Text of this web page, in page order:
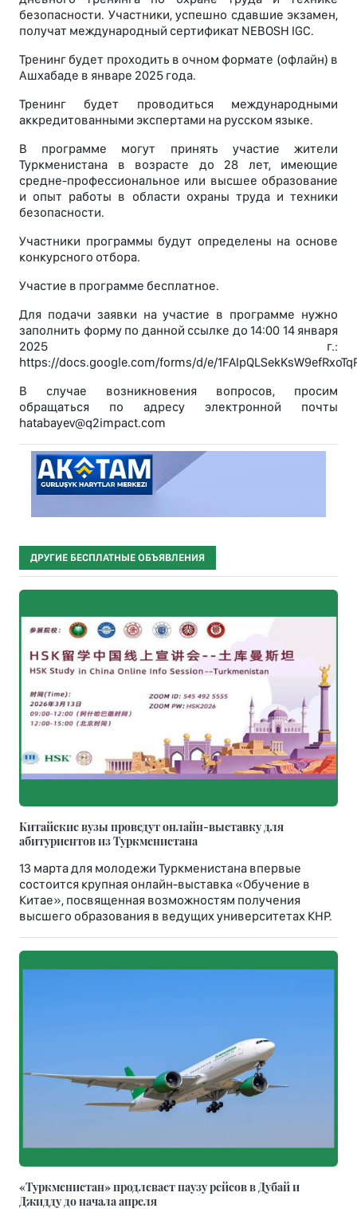
безопасности. Участники, успешно сдавшие экзамен,
получат международный сертификат NEBOSH IGC.
Тренинг будет проходить в очном формате (офлайн) в
Ашхабаде в январе 2025 года.
Тренинг будет проводиться международными
аккредитованными экспертами на русском языке.
В программе могут принять участие жители
Туркменистана в возрасте до 28 лет, имеющие
средне-профессиональное или высшее образование
и опыт работы в области охраны труда и техники
безопасности.
Участники программы будут определены на основе
конкурсного отбора.
Участие в программе бесплатное.
Для подачи заявки на участие в программе нужно
заполнить форму по данной ссылке до 14:00 14 января
2025 г.:
https://docs.google.com/forms/d/e/
В случае возникновения вопросов, просим
обращаться по адресу электронной почты
hatabayev@q2impact.com
ДРУГИЕ БЕСПЛАТНЫЕ ОБЪЯВЛЕНИЯ
Китайские вузы проведут онлайн-выставку для
абитуриентов из Туркменистана
13 марта для молодежи Туркменистана впервые
состоится крупная онлайн-выставка «Обучение в
Китае», посвященная возможностям получения
высшего образования в ведущих университетах КНР.
«Туркменистан» продлевает паузу рейсов в Дубай и
Джидду до начала апреля